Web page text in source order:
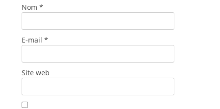
Nom *
E-mail *
Site web